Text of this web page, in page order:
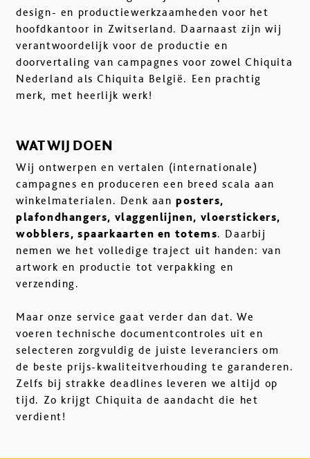
design- en productiewerkzaamheden voor het
hoofdkantoor in Zwitserland. Daarnaast zijn wij
verantwoordelijk voor de productie en
doorvertaling van campagnes voor zowel Chiquita
Nederland als Chiquita België. Een prachtig
merk, met heerlijk werk!
WAT WIJ DOEN
Wij ontwerpen en vertalen (internationale)
campagnes en produceren een breed scala aan
winkelmaterialen. Denk aanposters,
plafondhangers, vlaggenlijnen, vloerstickers,
wobblers, spaarkaarten en totems. Daarbij
nemen we het volledige traject uit handen: van
artwork en productie tot verpakking en
verzending.
Maar onze service gaat verder dan dat. We
voeren technische documentcontroles uit en
selecteren zorgvuldig de juiste leveranciers om
de beste prijs-kwaliteitverhouding te garanderen.
Zelfs bij strakke deadlines leveren we altijd op
tijd. Zo krijgt Chiquita de aandacht die het
verdient!